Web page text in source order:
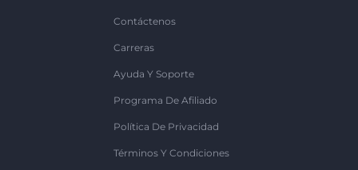
Contáctenos
Carreras
Ayuda Y Soporte
Programa De Afiliado
Política De Privacidad
Términos Y Condiciones